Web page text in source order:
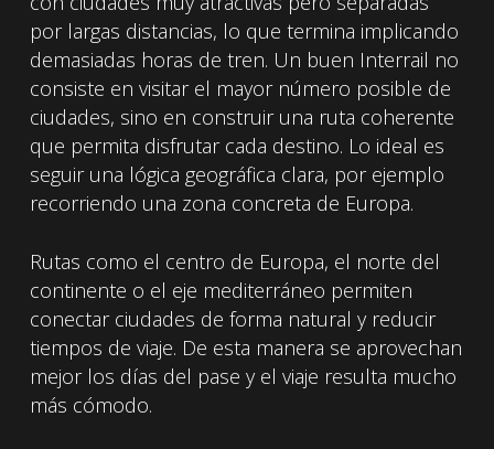
por largas distancias, lo que termina implicando
demasiadas horas de tren. Un buen Interrail no
consiste en visitar el mayor número posible de
ciudades, sino en construir una ruta coherente
que permita disfrutar cada destino. Lo ideal es
seguir una lógica geográfica clara, por ejemplo
recorriendo una zona concreta de Europa.
Rutas como el centro de Europa, el norte del
continente o el eje mediterráneo permiten
conectar ciudades de forma natural y reducir
tiempos de viaje. De esta manera se aprovechan
mejor los días del pase y el viaje resulta mucho
más cómodo.